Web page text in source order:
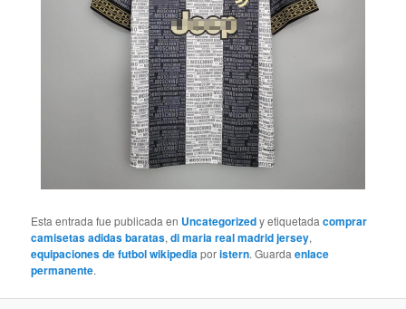
Esta entrada fue publicada en Uncategorizedy etiquetadacomprar
camisetas adidas baratas,di maria real madrid jersey,
equipaciones de futbol wikipediaporistern. Guardaenlace
permanente.